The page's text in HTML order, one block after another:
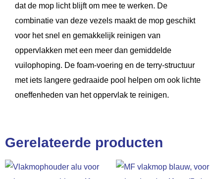
dat de mop licht blijft om mee te werken. De
combinatie van deze vezels maakt de mop geschikt
voor het snel en gemakkelijk reinigen van
oppervlakken met een meer dan gemiddelde
vuilophoping. De foam-voering en de terry-structuur
met iets langere gedraaide pool helpen om ook lichte
oneffenheden van het oppervlak te reinigen.
Gerelateerde producten